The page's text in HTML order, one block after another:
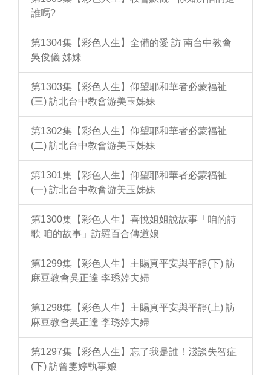
誰嗎?
第1304集【彩色人生】全備的愛 訪 南台中教會
吳俊儀 姊妹
第1303集【彩色人生】仰望耶和華者必蒙福祉
(三) 訪北台中教會游美玉姊妹
第1302集【彩色人生】仰望耶和華者必蒙福祉
(二) 訪北台中教會游美玉姊妹
第1301集【彩色人生】仰望耶和華者必蒙福祉
(一) 訪北台中教會游美玉姊妹
第1300集【彩色人生】喜悅姐姐說故事「咱的詩
歌 咱的故事」訪羅百合傳道娘
第1299集【彩色人生】主賜真平安與平靜(下) 訪
麻豆教會吳正達 李琇婷夫婦
第1298集【彩色人生】主賜真平安與平靜(上) 訪
麻豆教會吳正達 李琇婷夫婦
第1297集【彩色人生】忘了我是誰！淺談失智症
(下) 訪曾雯婷執事娘